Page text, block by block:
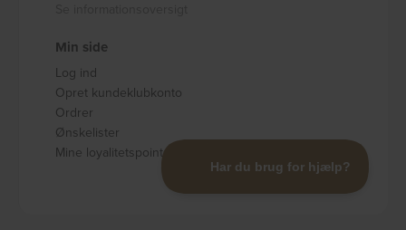
Min side
Log ind
Opret kundeklubkonto
Ordrer
Ønskelister
Mine loyalitetspoints